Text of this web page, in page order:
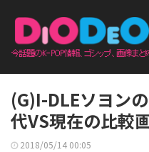
(G)I-DLEソヨン
代VS現在の比較
2018/05/14 00:05